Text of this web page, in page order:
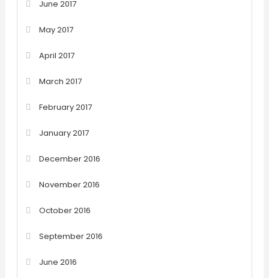
June 2017
May 2017
April 2017
March 2017
February 2017
January 2017
December 2016
November 2016
October 2016
September 2016
June 2016